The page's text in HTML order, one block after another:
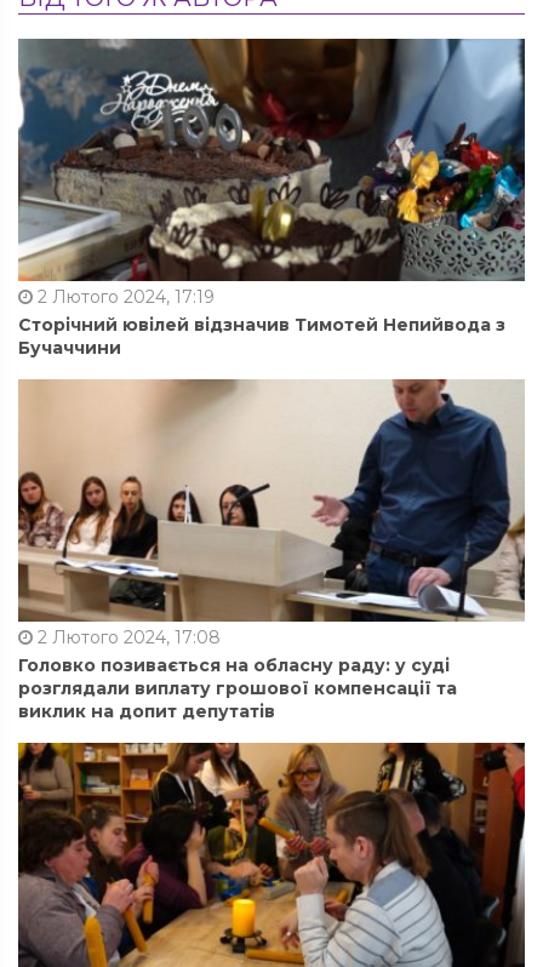
2 Лютого 2024, 17:19
Сторічний ювілей відзначив Тимотей Непийвода з
Бучаччини
2 Лютого 2024, 17:08
Головко позивається на обласну раду: у суді
розглядали виплату грошової компенсації та
виклик на допит депутатів